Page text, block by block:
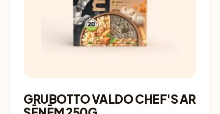
GRUBOTTO VALDO CHEF'S AR